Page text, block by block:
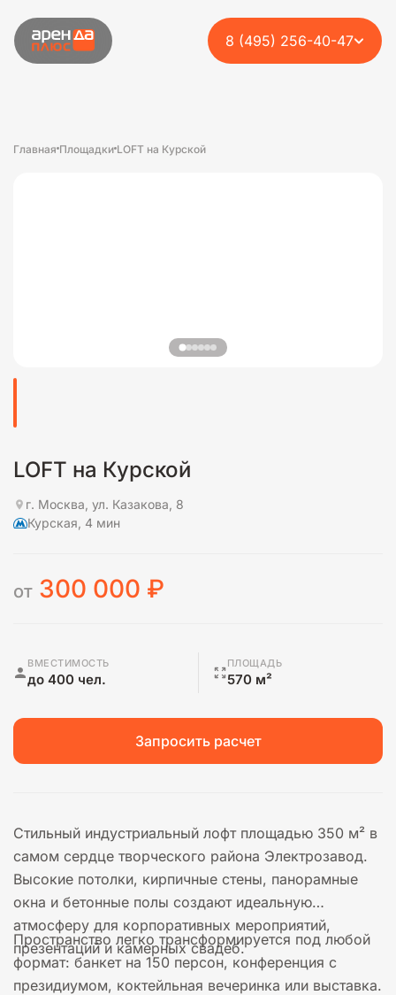
8 (495) 256-40-47
Главная Площадки LOFT на Курской
LOFT на Курской
г. Москва, ул. Казакова, 8
Курская, 4 мин
от 300 000 ₽
ВМЕСТИМОСТЬ
до 400 чел.
ПЛОЩАДЬ
570 м²
Запросить расчет
Стильный индустриальный лофт площадью 350 м² в
самом сердце творческого района Электрозавод.
Высокие потолки, кирпичные стены, панорамные
окна и бетонные полы создают идеальную
атмосферу для корпоративных мероприятий,
презентаций и камерных свадеб.
Пространство легко трансформируется под любой
формат: банкет на 150 персон, конференция с
президиумом, коктейльная вечеринка или выставка.